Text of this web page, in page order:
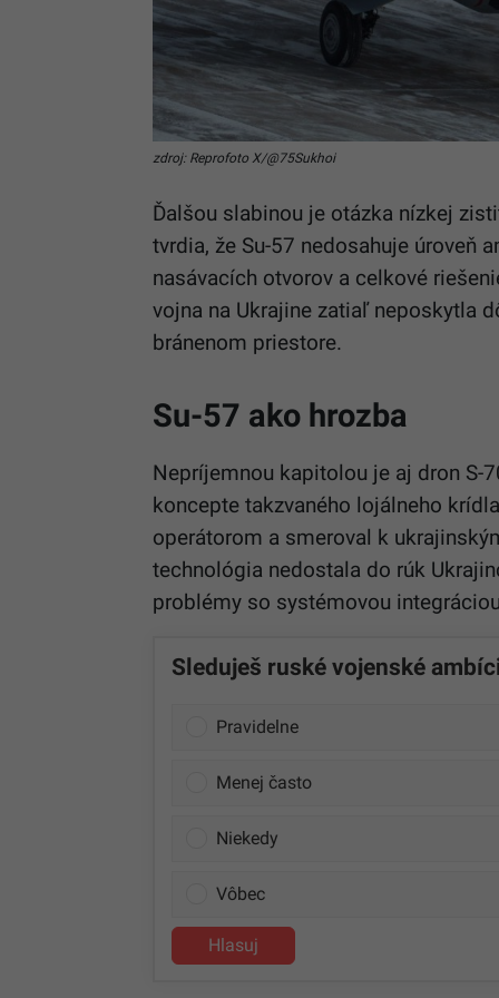
zdroj: Reprofoto X/@75Sukhoi
Ďalšou slabinou je otázka nízkej
tvrdia, že Su-57 nedosahuje úroveň
nasávacích otvorov a celkové
vojna na Ukrajine zatiaľ neposkytla
bránenom priestore.
Su-57 ako hrozba
Nepríjemnou kapitolou je aj dron S-
koncepte takzvaného lojálneho
operátorom a smeroval k
technológia nedostala do rúk
problémy so systémovou
Sleduješ ruské vojenské
Pravidelne
Menej často
Niekedy
Vôbec
Hlasuj